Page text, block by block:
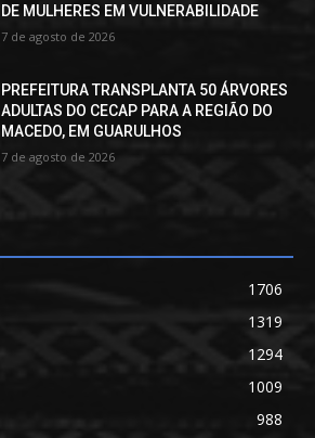
DE MULHERES EM VULNERABILIDADE
7 de agosto de 2026
PREFEITURA TRANSPLANTA 50 ÁRVORES
ADULTAS DO CECAP PARA A REGIÃO DO
MACEDO, EM GUARULHOS
7 de agosto de 2026
1706
1319
1294
1009
988